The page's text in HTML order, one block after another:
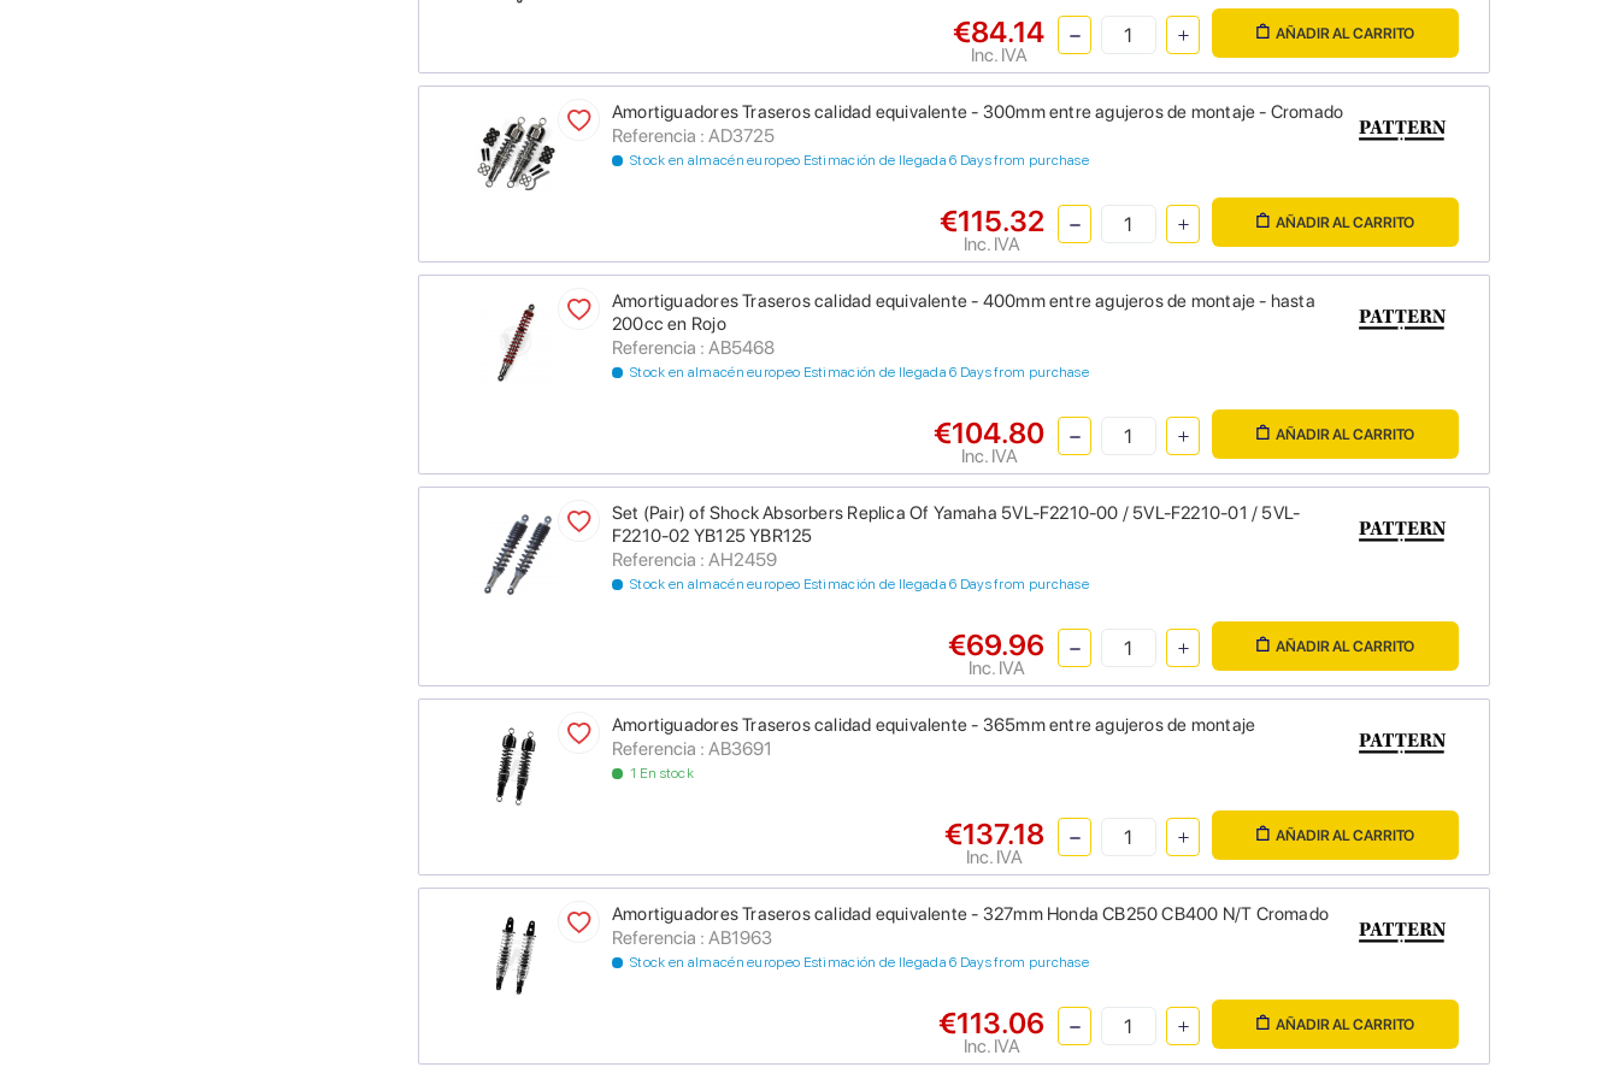
€84.14
Inc. IVA
AÑADIR AL CARRITO
Amortiguadores Traseros calidad equivalente - 300mm entre agujeros de montaje - Cromado
Referencia : AD3725
Stock en almacén europeo Estimación de llegada 6 Days from purchase
€115.32
Inc. IVA
AÑADIR AL CARRITO
Amortiguadores Traseros calidad equivalente - 400mm entre agujeros de montaje - hasta
200cc en Rojo
Referencia : AB5468
Stock en almacén europeo Estimación de llegada 6 Days from purchase
€104.80
Inc. IVA
AÑADIR AL CARRITO
Set (Pair) of Shock Absorbers Replica Of Yamaha 5VL-F2210-00 / 5VL-F2210-01 / 5VL-
F2210-02 YB125 YBR125
Referencia : AH2459
Stock en almacén europeo Estimación de llegada 6 Days from purchase
€69.96
Inc. IVA
AÑADIR AL CARRITO
Amortiguadores Traseros calidad equivalente - 365mm entre agujeros de montaje
Referencia : AB3691
1 En stock
€137.18
Inc. IVA
AÑADIR AL CARRITO
Amortiguadores Traseros calidad equivalente - 327mm Honda CB250 CB400 N/T Cromado
Referencia : AB1963
Stock en almacén europeo Estimación de llegada 6 Days from purchase
€113.06
Inc. IVA
AÑADIR AL CARRITO